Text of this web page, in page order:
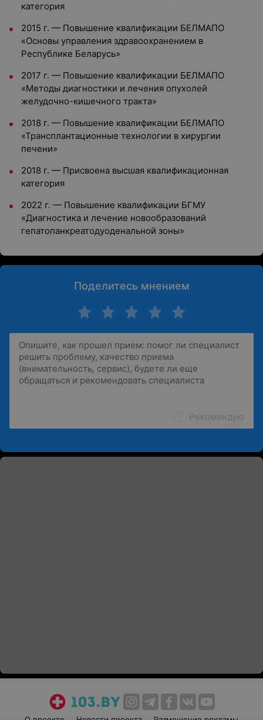
категория
2015 г. — Повышение квалификации БЕЛМАПО
«Основы управления здравоохранением в
Республике Беларусь»
2017 г. — Повышение квалификации БЕЛМАПО
«Методы диагностики и лечения опухолей
желудочно-кишечного тракта»
2018 г. — Повышение квалификации БЕЛМАПО
«Трансплантационные технологии в хирургии
печени»
2018 г. — Присвоена высшая квалификационная
категория
2022 г. — Повышение квалификации БГМУ
«Диагностика и лечение новообразований
гепатопанкреатодуоденальной зоны»
Поделитесь мнением
Рекомендую